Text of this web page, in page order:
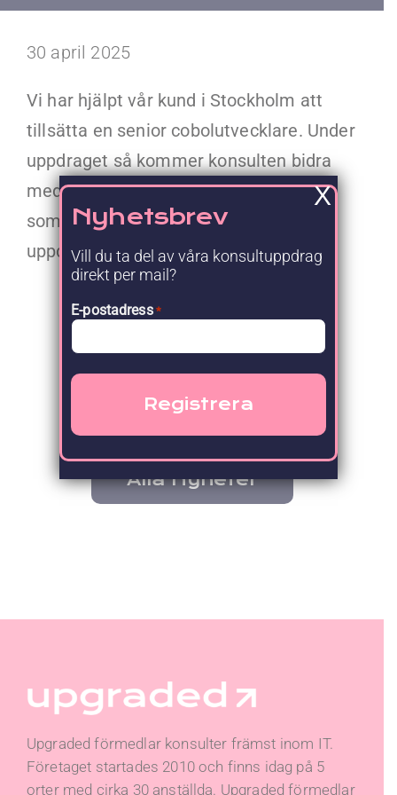
Portal
30 april 2025
Vi har hjälpt vår kund i Stockholm att
tillsätta en senior cobolutvecklare. Under
uppdraget så kommer konsulten bidra
med sin expertis för ett större projekt
som är kopplat till modernisering hos
uppdragsgivaren.
Nyhetsrum
Alla Nyheter
Upgraded förmedlar konsulter främst inom IT.
Företaget startades 2010 och finns idag på 5
orter med cirka 30 anställda. Upgraded förmedlar
Nyhetsbrev
Vill du ta del av våra konsultuppdrag
direkt per mail?
E-postadress *
X